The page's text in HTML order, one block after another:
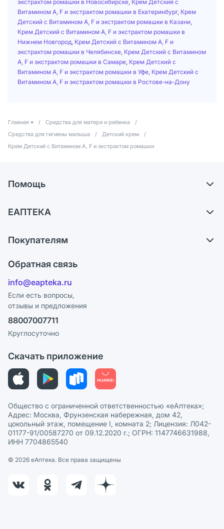
экстрактом ромашки в Новосибирске Крем Детский с
Витамином А, F и экстрактом ромашки в Екатеринбург, Крем
Детский с Витамином А, F и экстрактом ромашки в Казани
Крем Детский с Витамином А, F и экстрактом ромашки в
Нижнем Новгород Крем Детский с Витамином А, F и
экстрактом ромашки в Челябинске Крем Детский с Витамином
А, F и экстрактом ромашки в Самаре Крем Детский с
Витамином А, F и экстрактом ромашки в Уфе Крем Детский с
Витамином А, F и экстрактом ромашки в Ростове-на-Дону
Главная / Средства для матери и ребенка
/
Средства для гигиены малыша
/ Детский крем
/
Крем Детский с Витамином А, F и экстрактом ромашки
Помощь
Самовывоз из аптек
Ответы на вопросы
Блог
ЕАПТЕКА
Карьера
Поставщики
Лицензия
Реклама на сайте
Ваши товары на ЕАПТЕКЕ
Покупателям
Программа СберСпасибо
Политика конфиденциальности
Пользовательское соглашение
Политика рекомендаций
Этика и соответствие
Политика в отношении обработки персональных данных
Обратная связь
info@eapteka.ru
Если есть вопросы,
отзывы и предложения
88007007711
Круглосуточно
Скачать приложение
Общество с ограниченной ответственностью «еАптека»;
Адрес: Москва, Фрунзенская набережная, дом 42,
цокольный этаж, помещение I, комната 2; Лицензия: Л042-
01177-91/00587270 от 09.12.2020 г.; ОГРН: 1147746631988,
ИНН 7704865540
© 2026 eАптека. Все права защищены